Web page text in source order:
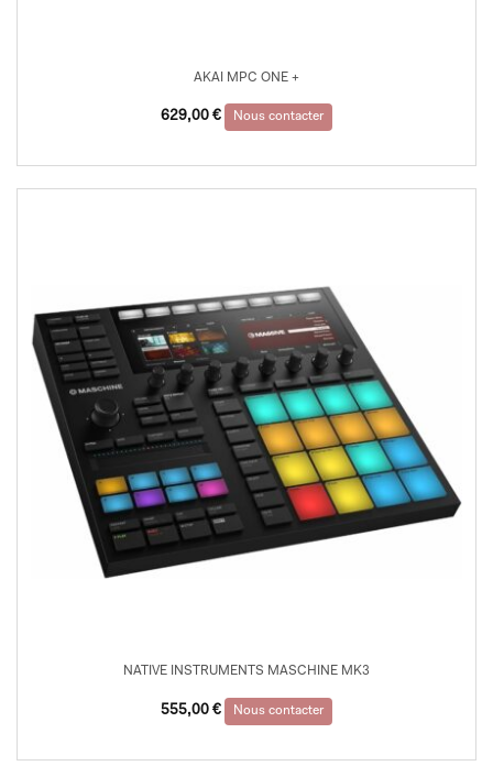
AKAI MPC ONE +
629,00 € Nous contacter
NATIVE INSTRUMENTS MASCHINE MK3
555,00 € Nous contacter